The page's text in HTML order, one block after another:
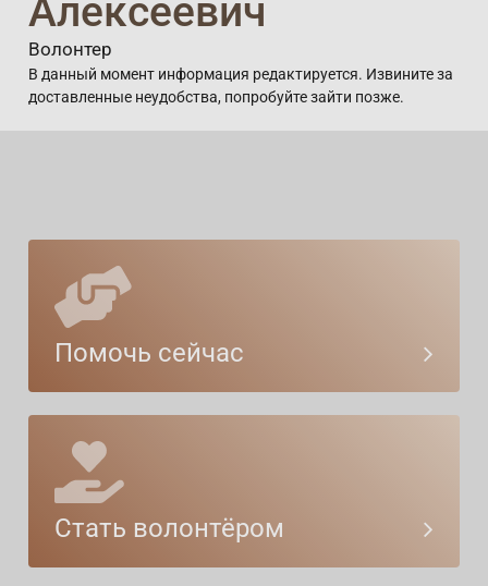
Алексеевич
Волонтер
В данный момент информация редактируется. Извините за
доставленные неудобства, попробуйте зайти позже.
Помочь сейчас
Стать волонтёром